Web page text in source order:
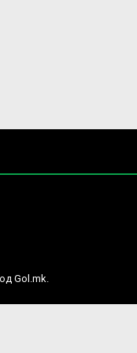
Gol.mk.